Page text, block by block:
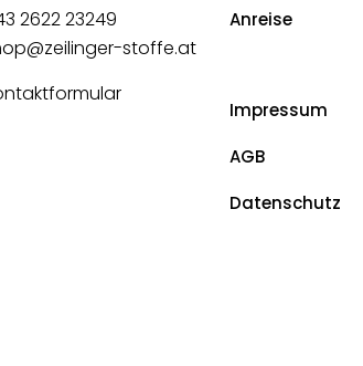
2622 23249
stoffe.at
Anreise
Impressum
AGB
Datenschutz